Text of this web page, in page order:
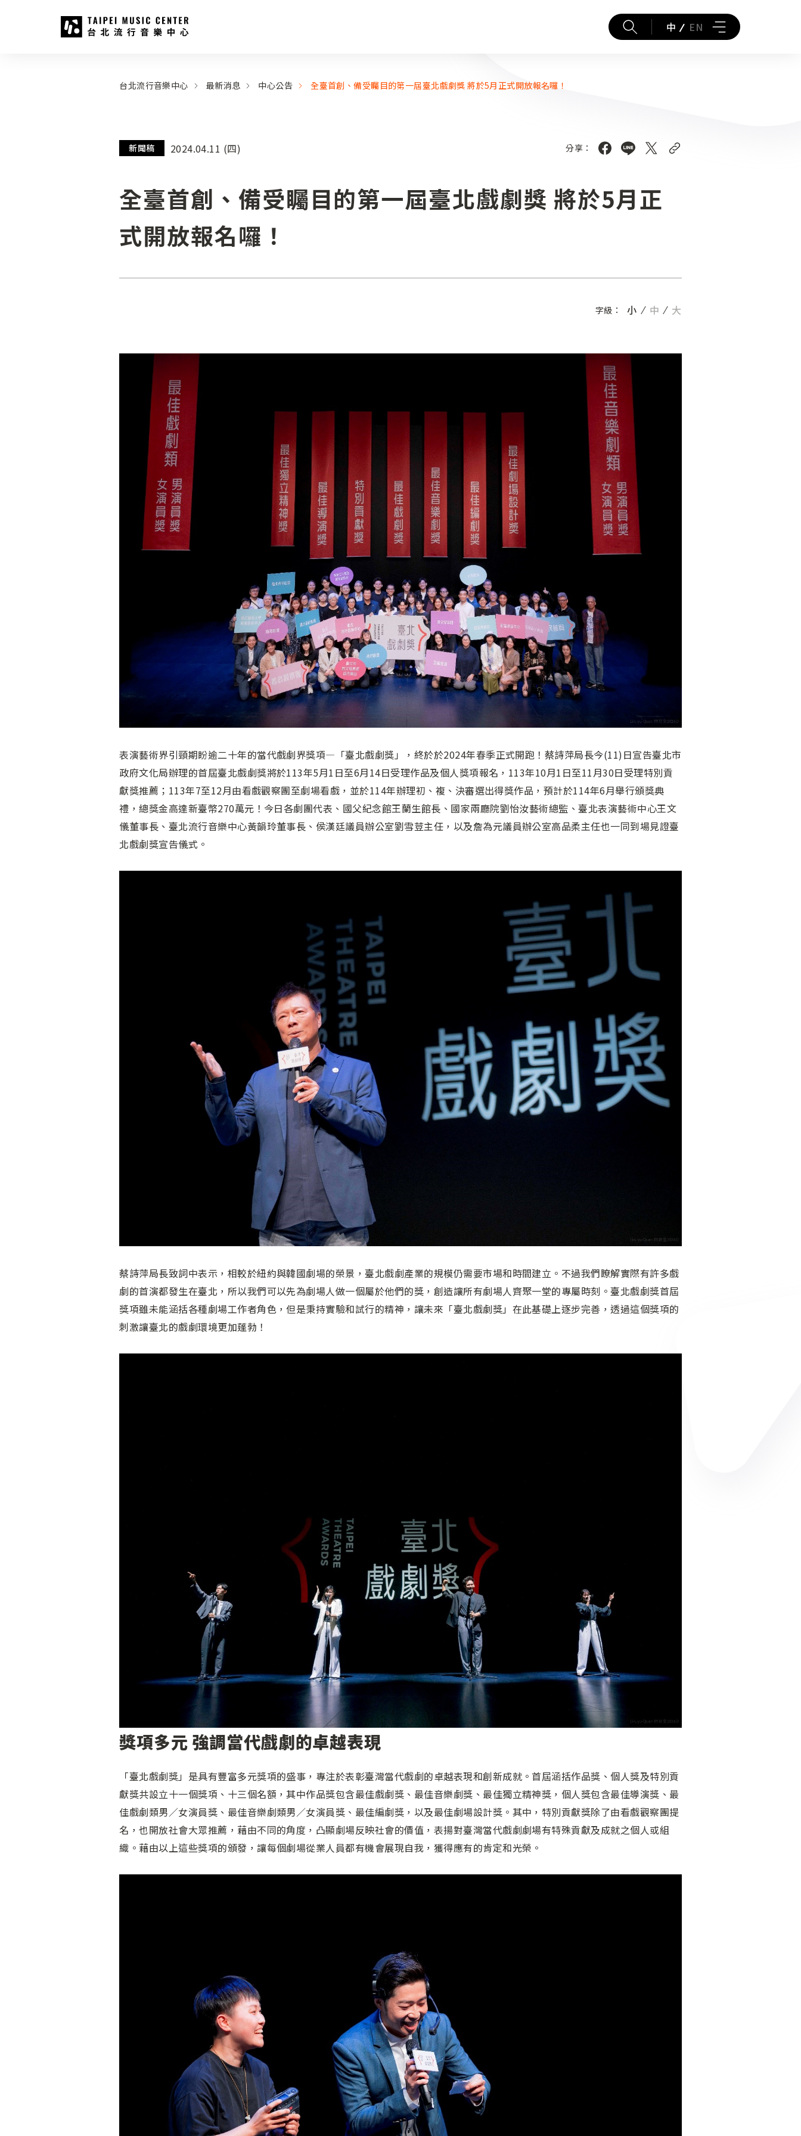
::: 中 EN
台北流行音樂中心 最新消息 中心公告 全臺首創、備受矚目的第一屆臺北戲劇獎 將於5月正式開放報名囉！
新聞稿 2024.04.11 (四) 分享：
全臺首創、備受矚目的第一屆臺北戲劇獎 將於5月正
式開放報名囉！
字級： 小 中 大
表演藝術界引頸期盼逾二十年的當代戲劇界獎項—「臺北戲劇獎」，終於於2024年春季正式開跑！蔡詩萍局長今(11)日宣告臺北市
政府文化局辦理的首屆臺北戲劇獎將於113年5月1日至6月14日受理作品及個人獎項報名，113年10月1日至11月30日受理特別貢
獻獎推薦；113年7至12月由看戲觀察團至劇場看戲，並於114年辦理初、複、決審選出得獎作品，預計於114年6月舉行頒獎典
禮，總獎金高達新臺幣270萬元！今日各劇團代表、國父紀念館王蘭生館長、國家兩廳院劉怡汝藝術總監、臺北表演藝術中心王文
儀董事長、臺北流行音樂中心黃韻玲董事長、侯漢廷議員辦公室劉雪荳主任，以及詹為元議員辦公室高品柔主任也一同到場見證臺
北戲劇獎宣告儀式。
蔡詩萍局長致詞中表示，相較於紐約與韓國劇場的榮景，臺北戲劇產業的規模仍需要市場和時間建立。不過我們瞭解實際有許多戲
劇的首演都發生在臺北，所以我們可以先為劇場人做一個屬於他們的獎，創造讓所有劇場人齊聚一堂的專屬時刻。臺北戲劇獎首屆
獎項雖未能涵括各種劇場工作者角色，但是秉持實驗和試行的精神，讓未來「臺北戲劇獎」在此基礎上逐步完善，透過這個獎項的
刺激讓臺北的戲劇環境更加蓬勃！
獎項多元 強調當代戲劇的卓越表現
「臺北戲劇獎」是具有豐富多元獎項的盛事，專注於表彰臺灣當代戲劇的卓越表現和創新成就。首屆涵括作品獎、個人獎及特別貢
獻獎共設立十一個獎項、十三個名額，其中作品獎包含最佳戲劇獎、最佳音樂劇獎、最佳獨立精神獎，個人獎包含最佳導演獎、最
佳戲劇類男／女演員獎、最佳音樂劇類男／女演員獎、最佳編劇獎，以及最佳劇場設計獎。其中，特別貢獻獎除了由看戲觀察團提
名，也開放社會大眾推薦，藉由不同的角度，凸顯劇場反映社會的價值，表揚對臺灣當代戲劇劇場有特殊貢獻及成就之個人或組
織。藉由以上這些獎項的頒發，讓每個劇場從業人員都有機會展現自我，獲得應有的肯定和光榮。